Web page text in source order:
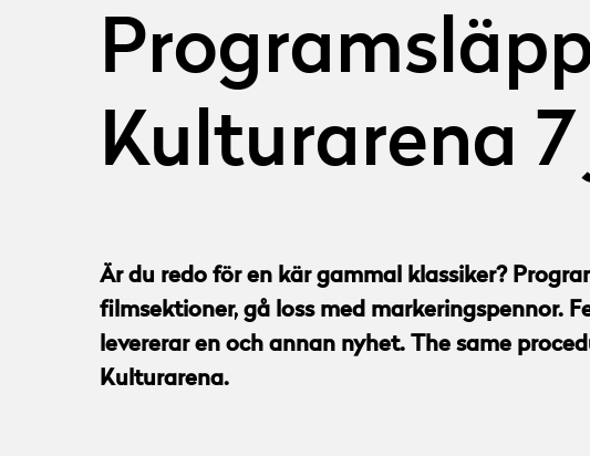
Kulturarena
Är du redo för en kär gammal klassiker?
filmsektioner, gå loss med markeringspennor.
levererar en och annan nyhet. The same
Kulturarena.